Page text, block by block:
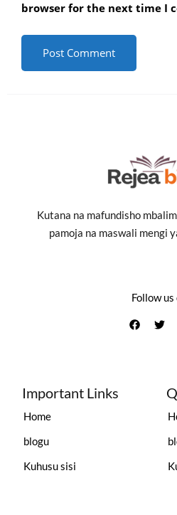
browser for the next time I
Kutana na mafundisho
pamoja na maswali mengi
Follow us
Important Links
Home
blogu
Kuhusu sisi